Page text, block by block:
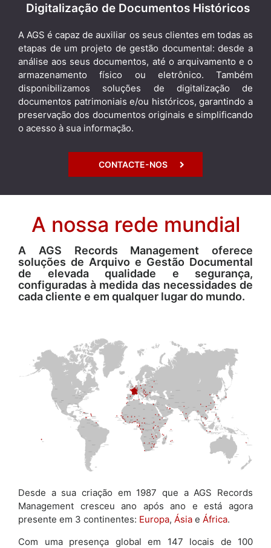
Digitalização de Documentos Históricos
A AGS é capaz de auxiliar os seus clientes em todas as
etapas de um projeto de gestão documental: desde a
análise aos seus documentos, até o arquivamento e o
armazenamento físico ou eletrônico. Também
disponibilizamos soluções de digitalização de
documentos patrimoniais e/ou históricos, garantindo a
preservação dos documentos originais e simplificando
o acesso à sua informação.
CONTACTE-NOS
A nossa rede mundial
A AGS Records Management oferece
soluções de Arquivo e Gestão Documental
de elevada qualidade e segurança,
configuradas à medida das necessidades de
cada cliente e em qualquer lugar do mundo.
Desde a sua criação em 1987 que a AGS Records
Management cresceu ano após ano e está agora
presente em 3 continentes: Europa, Ásia e África.
Com uma presença global em 147 locais de 100